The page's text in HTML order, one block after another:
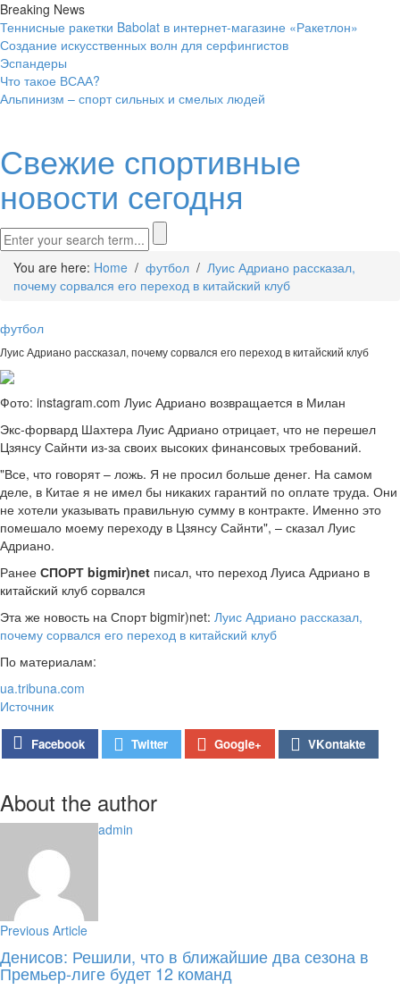
Breaking News
Теннисные ракетки Babolat в интернет-магазине «Ракетлон»
Создание искусственных волн для серфингистов
Эспандеры
Что такое ВСАА?
Альпинизм – спорт сильных и смелых людей
Свежие спортивные
новости сегодня
You are here: Home / футбол / Луис Адриано рассказал,
почему сорвался его переход в китайский клуб
футбол
Луис Адриано рассказал, почему сорвался его переход в китайский клуб
Фото: instagram.com Луис Адриано возвращается в Милан
Экс-форвард Шахтера Луис Адриано отрицает, что не перешел
Цзянсу Сайнти из-за своих высоких финансовых требований.
"Все, что говорят – ложь. Я не просил больше денег. На самом
деле, в Китае я не имел бы никаких гарантий по оплате труда. Они
не хотели указывать правильную сумму в контракте. Именно это
помешало моему переходу в Цзянсу Сайнти", – сказал Луис
Адриано.
Ранее СПОРТ bigmir)net писал, что переход Луиса Адриано в
китайский клуб сорвался
Эта же новость на Спорт bigmir)net: Луис Адриано рассказал,
почему сорвался его переход в китайский клуб
По материалам:
ua.tribuna.com
Источник
Facebook Twitter Google+ VKontakte
About the author
admin
Previous Article
Денисов: Решили, что в ближайшие два сезона в
Премьер-лиге будет 12 команд